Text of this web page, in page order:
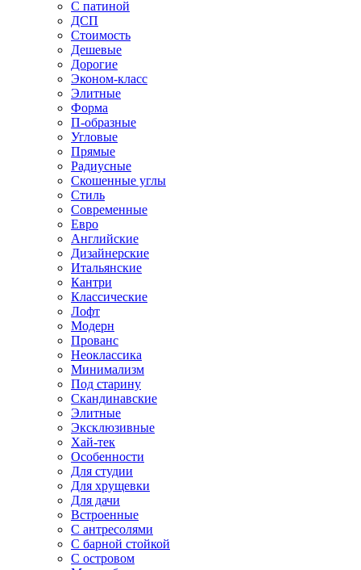
С патиной
ДСП
Стоимость
Дешевые
Дорогие
Эконом-класс
Элитные
Форма
П-образные
Угловые
Прямые
Радиусные
Скошенные углы
Стиль
Современные
Евро
Английские
Дизайнерские
Итальянские
Кантри
Классические
Лофт
Модерн
Прованс
Неоклассика
Минимализм
Под старину
Скандинавские
Элитные
Эксклюзивные
Хай-тек
Особенности
Для студии
Для хрущевки
Для дачи
Встроенные
С антресолями
С барной стойкой
С островом